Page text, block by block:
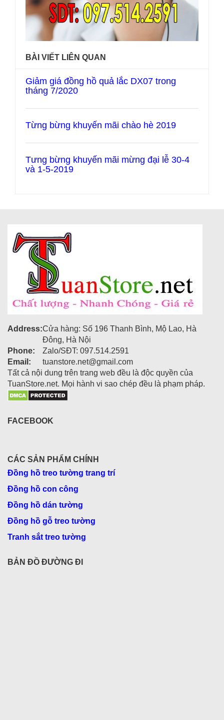
BÀI VIẾT LIÊN QUAN
Giảm giá đồng hồ quả lắc DX07 trong
tháng 7/2020
Từng bừng khuyến mãi chào hè 2019
Tưng bừng khuyến mãi mừng đại lễ 30-4
và 1-5-2019
Address:Cửa hàng: Số 196 Thanh Bình, Mộ Lao, Hà
Đông, Hà Nội
Phone:
Zalo/SĐT: 097.514.2591
Email:
tuanstore.net@gmail.com
Tất cả nội dung trên trang web đều là độc quyền của
TuanStore.net. Mọi hành vi sao chép đều là phạm pháp.
FACEBOOK
CÁC SẢN PHẨM CHÍNH
Đồng hồ treo tường trang trí
Đồng hồ con công
Đồng hồ dán tường
Đồng hồ gỗ treo tường
Tranh sắt treo tường
BẢN ĐỒ ĐƯỜNG ĐI